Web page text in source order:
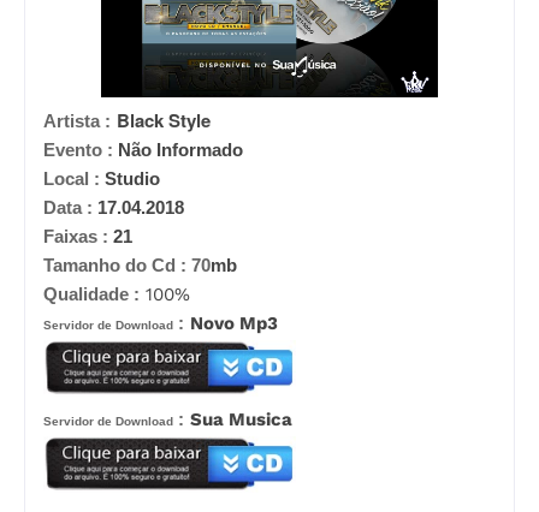
Artista : Black Style
Evento : Não Informado
Local : Studio
Data : 17.04.2018
Faixas : 21
Tamanho do Cd : 70mb
Qualidade : 100%
Servidor de Download : Novo Mp3
Servidor de Download : Sua Musica